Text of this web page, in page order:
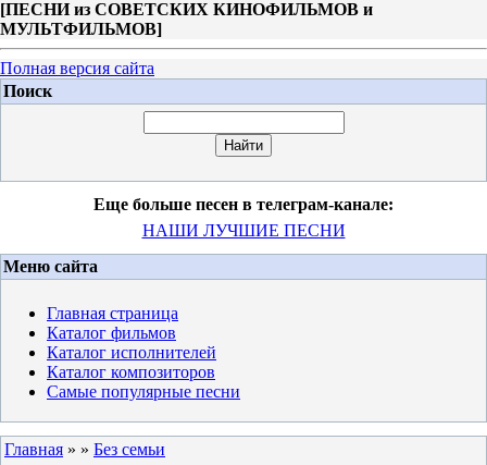
[ПЕСНИ из СОВЕТСКИХ КИНОФИЛЬМОВ и
МУЛЬТФИЛЬМОВ]
Полная версия сайта
Поиск
Еще больше песен в телеграм-канале:
НАШИ ЛУЧШИЕ ПЕСНИ
Меню сайта
Главная страница
Каталог фильмов
Каталог исполнителей
Каталог композиторов
Самые популярные песни
Главная » » Без семьи